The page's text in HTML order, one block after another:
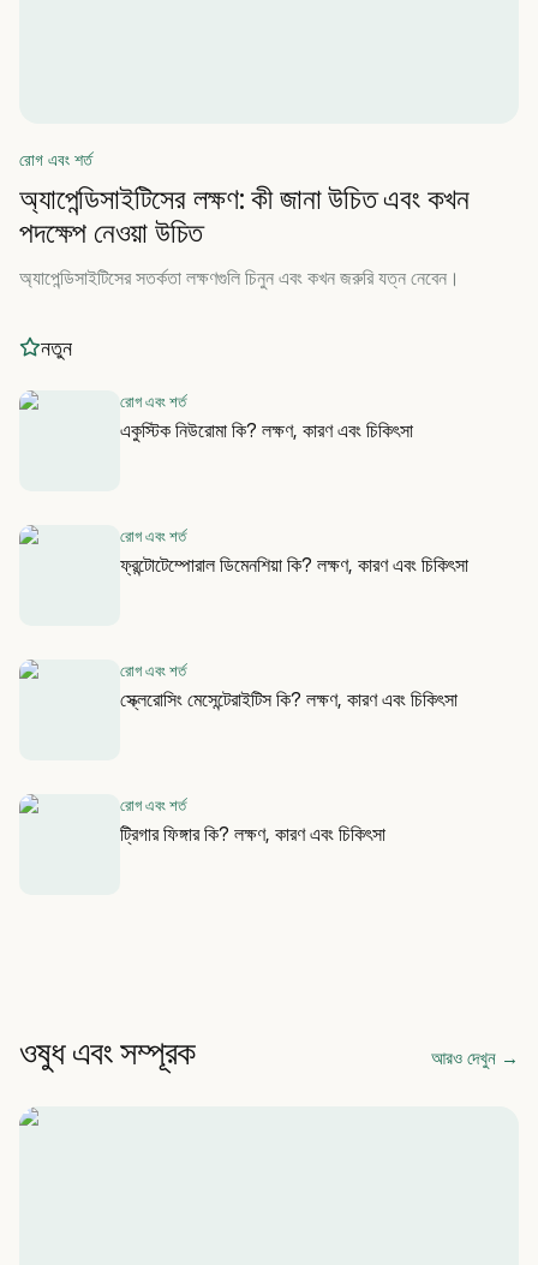
রোগ এবং শর্ত
অ্যাপেন্ডিসাইটিসের লক্ষণ: কী জানা উচিত এবং কখন
পদক্ষেপ নেওয়া উচিত
অ্যাপেন্ডিসাইটিসের সতর্কতা লক্ষণগুলি চিনুন এবং কখন জরুরি যত্ন নেবেন।
নতুন
রোগ এবং শর্ত
একুস্টিক নিউরোমা কি? লক্ষণ, কারণ এবং চিকিৎসা
রোগ এবং শর্ত
ফ্রন্টোটেম্পোরাল ডিমেনশিয়া কি? লক্ষণ, কারণ এবং চিকিৎসা
রোগ এবং শর্ত
স্ক্লেরোসিং মেসেন্টেরাইটিস কি? লক্ষণ, কারণ এবং চিকিৎসা
রোগ এবং শর্ত
ট্রিগার ফিঙ্গার কি? লক্ষণ, কারণ এবং চিকিৎসা
ওষুধ এবং সম্পূরক আরও দেখুন →